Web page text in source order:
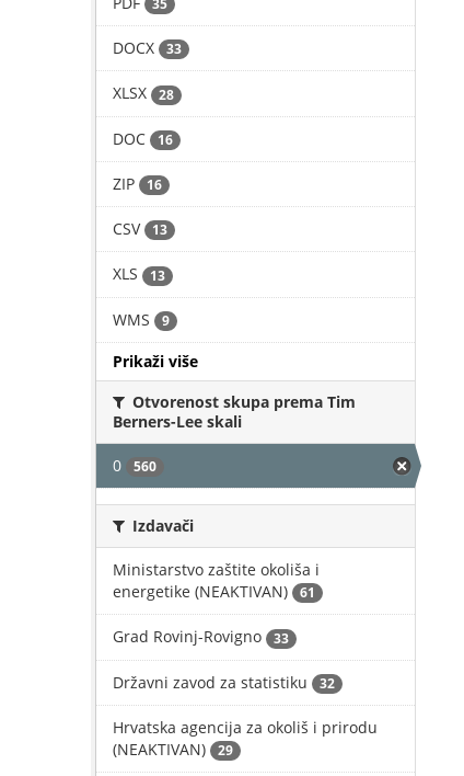
35
DOCX 33
XLSX 28
DOC 16
ZIP 16
CSV 13
XLS 13
WMS 9
Prikaži više
Otvorenost skupa prema Tim
Berners-Lee skali
0 560
Izdavači
Ministarstvo zaštite okoliša i
energetike (NEAKTIVAN)
61
Grad Rovinj-Rovigno 33
Državni zavod za statistiku 32
Hrvatska agencija za okoliš i prirodu
(NEAKTIVAN)
29